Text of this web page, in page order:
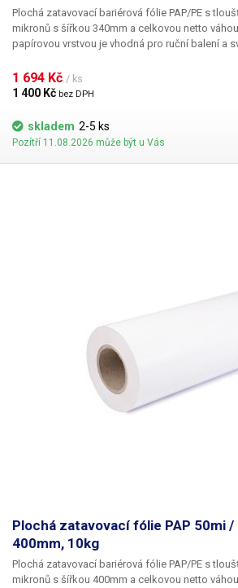
Plochá zatavovací bariérová fólie PAP/PE s
mikronů s šířkou 340mm a celkovou netto
papírovou vrstvou je ​vhodná pro ruční balení a
například potravinářských výrobků, PE vrstva
typ fólie se využívá například při balení
1 694 Kč / ks
1 400 Kč bez DPH
skladem 2-5 ks
Pozítří 11.08.2026 může být u Vás
Plochá zatavovací fólie PAP 50mi /
400mm, 10kg
Plochá zatavovací bariérová fólie PAP/PE s
mikronů s šířkou 400mm a celkovou netto